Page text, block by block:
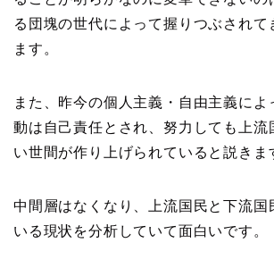
る団塊の世代によって握りつぶされて
ます。
また、昨今の個人主義・自由主義によ
動は自己責任とされ、努力しても上流
い世間が作り上げられていると説きま
中間層はなくなり、上流国民と下流国
いる現状を分析していて面白いです。